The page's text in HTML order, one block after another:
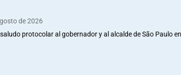
de 2026
protocolar al gobernador y al alcalde de São Paulo